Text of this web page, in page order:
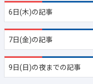
6日(木)の記事
7日(金)の記事
9日(日)の夜までの記事